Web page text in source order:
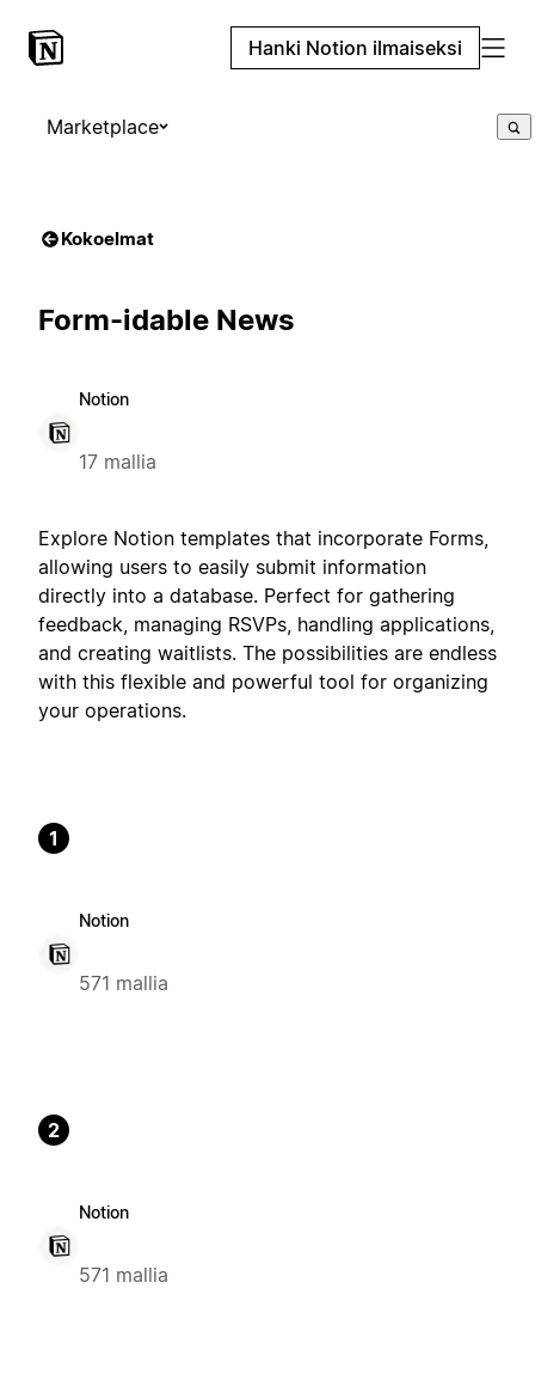
Hanki Notion ilmaiseksi
Marketplace
Kokoelmat
Form-idable News
Notion
17 mallia
Explore Notion templates that incorporate Forms,
allowing users to easily submit information
directly into a database. Perfect for gathering
feedback, managing RSVPs, handling applications,
and creating waitlists. The possibilities are endless
with this flexible and powerful tool for organizing
your operations.
1
Notion
571 mallia
2
Notion
571 mallia